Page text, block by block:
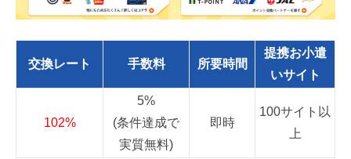
交換レート 手数料 所要時間
提携お小遣
いサイト
102%
5%
(条件達成で
実質無料)
即時
100サイト以
上